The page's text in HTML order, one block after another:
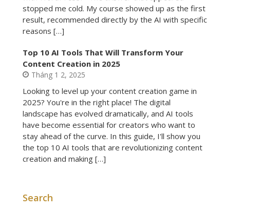
stopped me cold. My course showed up as the first
result, recommended directly by the AI with specific
reasons […]
Top 10 AI Tools That Will Transform Your
Content Creation in 2025
Tháng 1 2, 2025
Looking to level up your content creation game in
2025? You're in the right place! The digital
landscape has evolved dramatically, and AI tools
have become essential for creators who want to
stay ahead of the curve. In this guide, I'll show you
the top 10 AI tools that are revolutionizing content
creation and making […]
Search